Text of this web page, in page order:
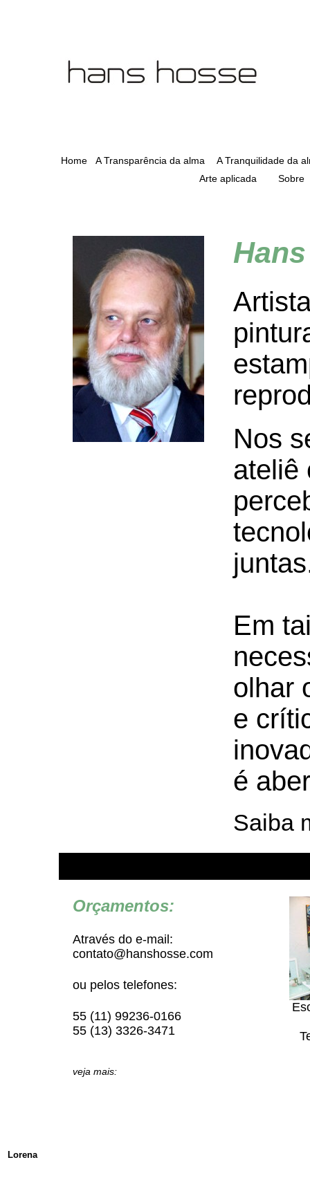
Home A Transparência da alma
A Tranquilidade da
Arte aplicada
Sobre
Nos
ateliê
Em
olhar
e
é
Saiba
Orçamentos:
Através do e-mail:
contato@hanshosse.com
ou pelos telefones:
55 (11) 99236-0166
55 (13) 3326-3471
veja mais:
Lorena